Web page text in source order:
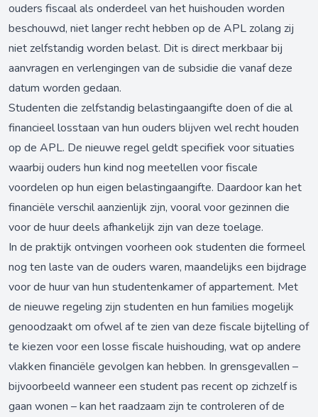
ouders fiscaal als onderdeel van het huishouden worden
beschouwd, niet langer recht hebben op de APL zolang zij
niet zelfstandig worden belast. Dit is direct merkbaar bij
aanvragen en verlengingen van de subsidie die vanaf deze
datum worden gedaan.
Studenten die zelfstandig belastingaangifte doen of die al
financieel losstaan van hun ouders blijven wel recht houden
op de APL. De nieuwe regel geldt specifiek voor situaties
waarbij ouders hun kind nog meetellen voor fiscale
voordelen op hun eigen belastingaangifte. Daardoor kan het
financiële verschil aanzienlijk zijn, vooral voor gezinnen die
voor de huur deels afhankelijk zijn van deze toelage.
In de praktijk ontvingen voorheen ook studenten die formeel
nog ten laste van de ouders waren, maandelijks een bijdrage
voor de huur van hun studentenkamer of appartement. Met
de nieuwe regeling zijn studenten en hun families mogelijk
genoodzaakt om ofwel af te zien van deze fiscale bijtelling of
te kiezen voor een losse fiscale huishouding, wat op andere
vlakken financiële gevolgen kan hebben. In grensgevallen –
bijvoorbeeld wanneer een student pas recent op zichzelf is
gaan wonen – kan het raadzaam zijn te controleren of de